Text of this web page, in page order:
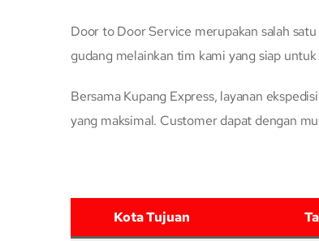
Door to Door Service merupakan salah
gudang melainkan tim kami yang siap
Bersama Kupang Express, layanan
yang maksimal. Customer dapat dengan
Kota Tujuan